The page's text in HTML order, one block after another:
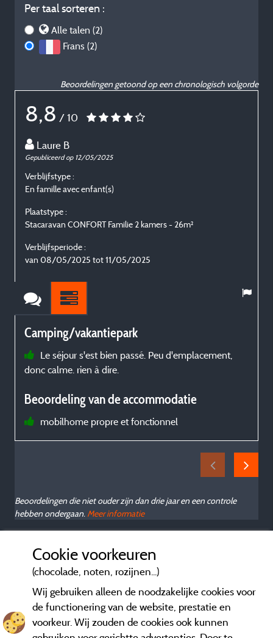
Per taal sorteren :
Alle talen (2)
Frans (2)
Beoordelingen getoond op een chronologisch volgorde
8,8 / 10
Laure B
Gepubliceerd op 12/05/2025
Verblijfstype :
En famille avec enfant(s)
Plaatstype :
Stacaravan CONFORT Familie 2 kamers - 26m²
Verblijfsperiode :
van 08/05/2025 tot 11/05/2025
Camping/vakantiepark
Le séjour s'est bien passé. Peu d'emplacement,
donc calme. rien à dire.
Beoordeling van de accommodatie
mobilhome propre et fonctionnel
Beoordelingen die niet ouder zijn dan drie jaar en een controle
hebben ondergaan. Meer informatie
Cookie voorkeuren
(chocolade, noten, rozijnen...)
Wij gebruiken alleen de noodzakelijke cookies voor
de functionering van de website, prestatie en
voorkeur. Wij zouden de cookies ook kunnen